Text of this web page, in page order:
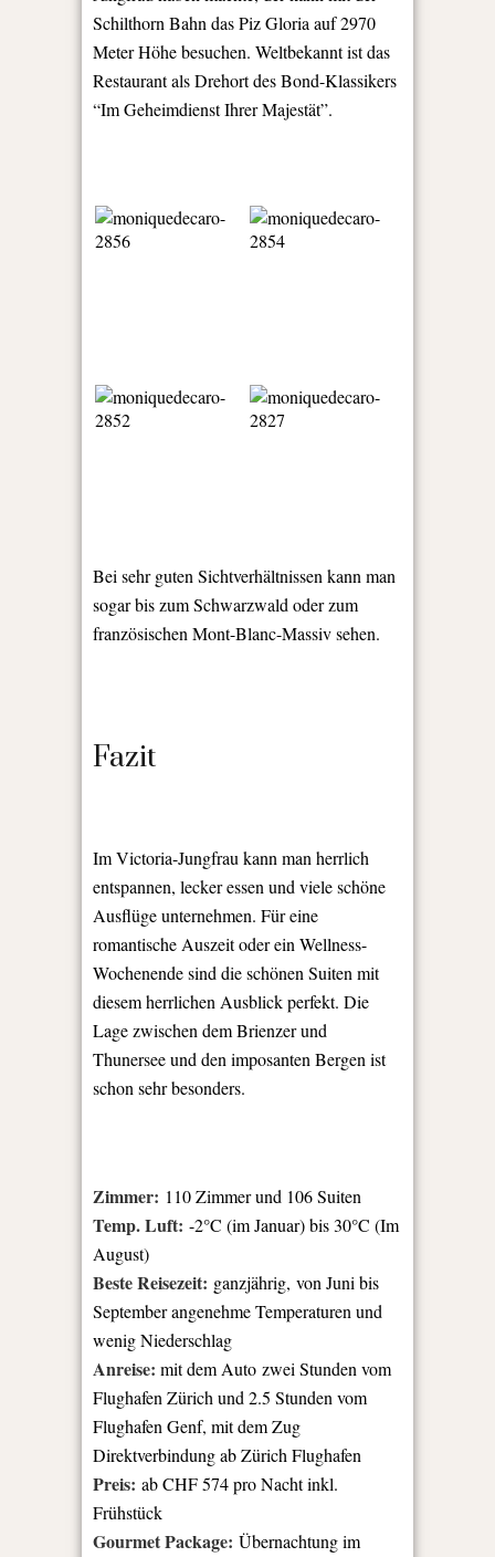
Schilthorn Bahn das Piz Gloria auf 2970
Meter Höhe besuchen. Weltbekannt ist das
Restaurant als Drehort des Bond-Klassikers
“Im Geheimdienst Ihrer Majestät”.
Bei sehr guten Sichtverhältnissen kann man
sogar bis zum Schwarzwald oder zum
französischen Mont-Blanc-Massiv sehen.
Fazit
Im Victoria-Jungfrau kann man herrlich
entspannen, lecker essen und viele schöne
Ausflüge unternehmen. Für eine
romantische Auszeit oder ein Wellness-
Wochenende sind die schönen Suiten mit
diesem herrlichen Ausblick perfekt. Die
Lage zwischen dem Brienzer und
Thunersee und den imposanten Bergen ist
schon sehr besonders.
Zimmer: 110 Zimmer und 106 Suiten
Temp. Luft: -2°C (im Januar) bis 30°C (Im
August)
Beste Reisezeit: ganzjährig, von Juni bis
September angenehme Temperaturen und
wenig Niederschlag
Anreise: mit dem Auto zwei Stunden vom
Flughafen Zürich und 2.5 Stunden vom
Flughafen Genf, mit dem Zug
Direktverbindung ab Zürich Flughafen
Preis: ab CHF 574 pro Nacht inkl.
Frühstück
Gourmet Package: Übernachtung im